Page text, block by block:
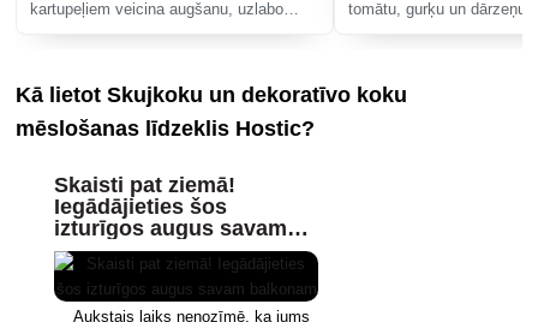
kartupeļiem veicina augšanu, uzlabo
a
tomātu, gurķu un dārzeņu
Kā lietot Skujkoku un dekoratīvo koku
mēslošanas līdzeklis Hostic?
Skaisti pat ziemā!
Iegādājieties šos
izturīgos augus savam
balkonam
Aukstais laiks nenozīmē, ka jums